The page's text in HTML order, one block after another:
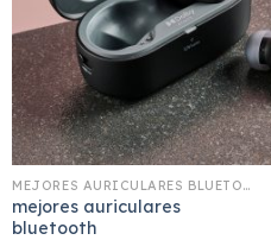
MEJORES AURICULARES BLUETOOTH
mejores auriculares
bluetooth